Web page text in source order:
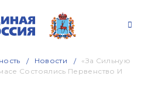
Новости
«За Сильную
Состоялись Первенство И